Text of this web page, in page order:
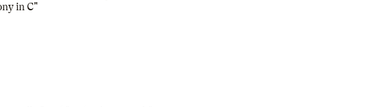
in C"